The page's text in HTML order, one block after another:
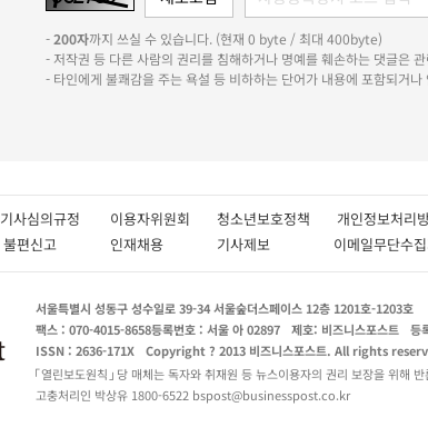
-200자까지 쓰실 수 있습니다. (현재 0 byte / 최대 400byte)
- 저작권 등 다른 사람의 권리를 침해하거나 명예를 훼손하는 댓글은
- 타인에게 불쾌감을 주는 욕설 등 비하하는 단어가 내용에 포함되거
기사심의규정 이용자위원회 청소년보호정책 개인정보처
불편신고 인재채용 기사제보 이메일무단수
서울특별시 성동구 성수일로 39-34 서울숲더스페이스 12층 1201호-1203호
팩스 : 070-4015-8658등록번호 : 서울 아 02897 제호: 비즈니스포스트 등
ISSN : 2636-171X
Copyright ? 2013 비즈니스포스트. All rights
열린보도원칙
당 매체는 독자와 취재원 등 뉴스이용자의 권리 보장을 위해
고충처리인 박상유 1800-6522 bspost@businesspost.co.kr